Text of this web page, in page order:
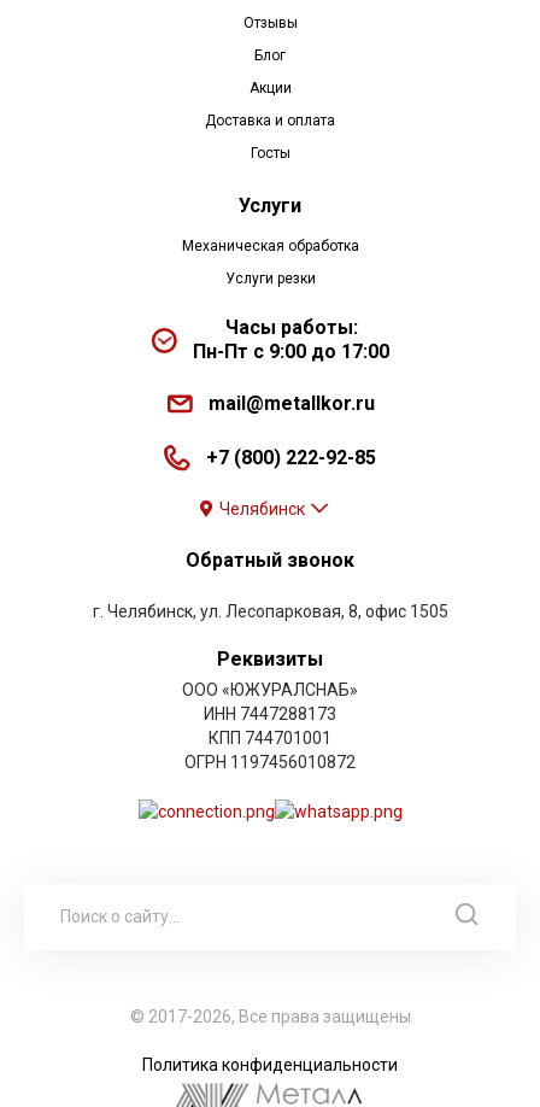
Отзывы
Блог
Акции
Доставка и оплата
Госты
Услуги
Механическая обработка
Услуги резки
Часы работы:
Пн-Пт с 9:00 до 17:00
mail@metallkor.ru
+7 (800) 222-92-85
Челябинск
Обратный звонок
г. Челябинск, ул. Лесопарковая, 8, офис 1505
Реквизиты
ООО «ЮЖУРАЛСНАБ»
ИНН 7447288173
КПП 744701001
ОГРН 1197456010872
© 2017-2026, Все права защищены
Политика конфиденциальности